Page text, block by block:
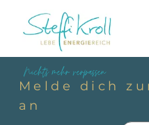
Nichts mehr verpassen
Melde dich
an